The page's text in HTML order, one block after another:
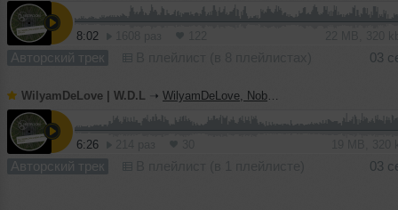
8:02
Авторский трек 03
WilyamDeLove | W.D.L ➝ WilyamDeLove, Nobe - Impossible (Original Mix) | BEDROOM Muzik
6:26
Авторский трек 03